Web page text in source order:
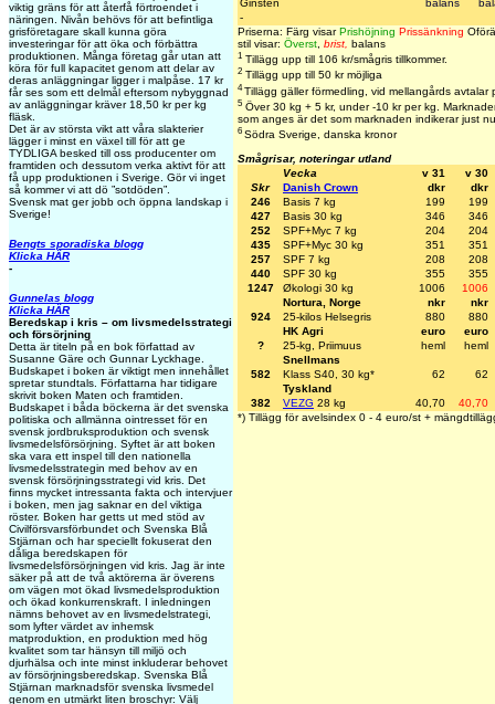
viktig gräns för att återfå förtroendet i
näringen. Nivån behövs för att befintliga
grisföretagare skall kunna göra
investeringar för att öka och förbättra
produktionen. Många företag går utan att
köra för full kapacitet genom att delar av
deras anläggningar ligger i malpåse. 17 kr
får ses som ett delmål eftersom nybyggnad
av anläggningar kräver 18,50 kr per kg
fläsk.
Det är av största vikt att våra slakterier
lägger i minst en växel till för att ge
TYDLIGA besked till oss producenter om
framtiden och dessutom verka aktivt för att
få upp produktionen i Sverige. Gör vi inget
så kommer vi att dö ”sotdöden”.
Svensk mat ger jobb och öppna landskap i
Sverige!
Bengts sporadiska blogg
Klicka HÄR
-
Gunnelas blogg
Klicka HÄR
Beredskap i kris – om livsmedelsstrategi
och försörjning
Detta är titeln på en bok författad av
Susanne Gäre och Gunnar Lyckhage.
Budskapet i boken är viktigt men innehållet
spretar stundtals. Författarna har tidigare
skrivit boken Maten och framtiden.
Budskapet i båda böckerna är det svenska
politiska och allmänna ointresset för en
svensk jordbruksproduktion och svensk
livsmedelsförsörjning. Syftet är att boken
ska vara ett inspel till den nationella
livsmedelsstrategin med behov av en
svensk försörjningsstrategi vid kris. Det
finns mycket intressanta fakta och intervjuer
i boken, men jag saknar en del viktiga
röster. Boken har getts ut med stöd av
Civilförsvarsförbundet och Svenska Blå
Stjärnan och har speciellt fokuserat den
dåliga beredskapen för
livsmedelsförsörjningen vid kris. Jag är inte
säker på att de två aktörerna är överens
om vägen mot ökad livsmedelsproduktion
och ökad konkurrenskraft. I inledningen
nämns behovet av en livsmedelstrategi,
som lyfter värdet av inhemsk
matproduktion, en produktion med hög
kvalitet som tar hänsyn till miljö och
djurhälsa och inte minst inkluderar behovet
av försörjningsberedskap. Svenska Blå
Stjärnan marknadsför svenska livsmedel
genom en utmärkt liten broschyr: Välj
-
Priserna: Färg visarPrishöjning Prissänkning
stil visar: Överst brist, balans
1 Tillägg upp till 106 kr/smågris tillkommer.
2 Tillägg upp till 50 kr möjliga
4Tillägg gäller förmedling, vid mellangårds avtalar
5 Över 30 kg + 5 kr, under -10 kr per kg.
som anges är det som marknaden indikerar just
6 Södra Sverige, danska kronor
Smågrisar, noteringar utland
Vecka
v 31
v 30
Skr
Danish Crown dkr
dkr
246
Basis 7 kg 199
199
427
Basis 30 kg 346
346
252
SPF+Myc 7 kg 204
204
435
SPF+Myc 30 kg 351
351
257
SPF 7 kg 208
208
440
SPF 30 kg 355
355
1247
Økologi 30 kg 1006
1006
Nortura, Norge
nkr
nkr
924
25-kilos Helsegris 880
880
HK Agri
euro
euro
?
25-kg, Priimuus heml
heml
Snellmans
582
Klass S40, 30 kg* 62
62
Tyskland
382
VEZG 28 kg 40,70
40,70
*) Tillägg för avelsindex 0 - 4 euro/st +